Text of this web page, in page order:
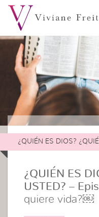
¿QUIÉN ES DIOS?
¿QUIÉN ES
USTED? –
quiere vida?￼